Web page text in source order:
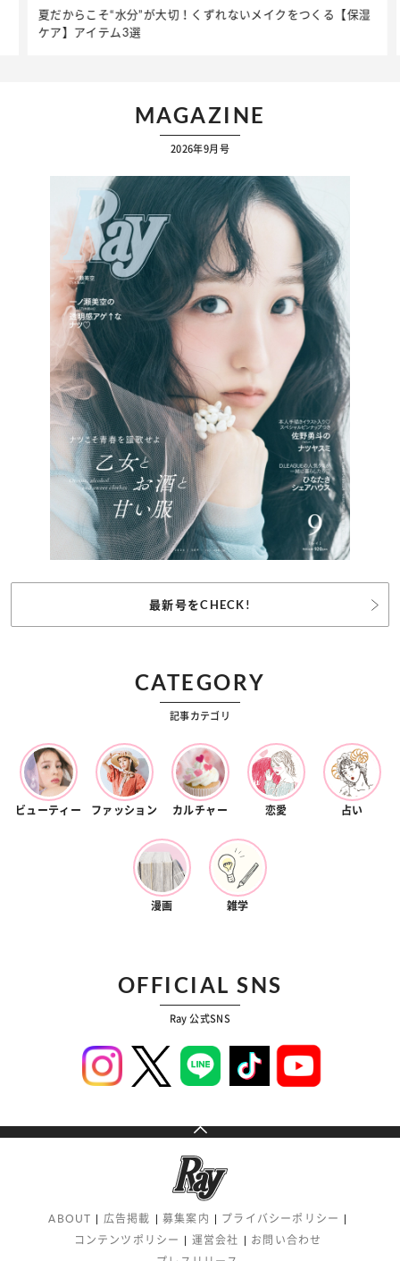
夏だからこそ“水分”が大切！くずれないメイクをつくる【保湿
ケア】アイテム3選
MAGAZINE
2026年9月号
最新号をCHECK!
CATEGORY
記事カテゴリ
ビューティー ファッション カルチャー 恋愛 占い
漫画 雑学
OFFICIAL SNS
Ray 公式SNS
ABOUT 広告掲載 募集案内
プライバシーポリシー
コンテンツポリシー
運営会社
お問い合わせ